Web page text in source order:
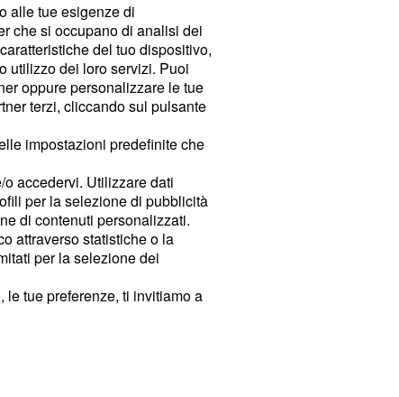
alle tue esigenze di
che si occupano di analisi dei
del tuo dispositivo,
utilizzo dei loro servizi. Puoi
oppure personalizzare le tue
terzi, cliccando sul pulsante
impostazioni predefinite che
accedervi. Utilizzare dati
per la selezione di pubblicità
di contenuti personalizzati.
attraverso statistiche o la
per la selezione dei
tue preferenze, ti invitiamo a